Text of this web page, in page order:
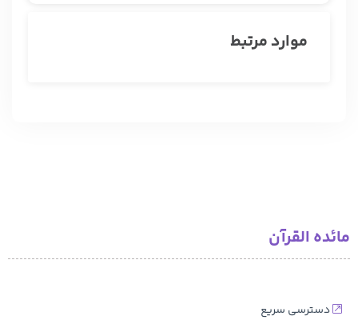
موارد مرتبط
کمپین شکرگزاری
150,000 تومان
مائده القرآن
دسترسی سریع